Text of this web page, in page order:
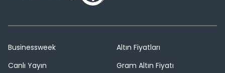
Businessweek
Canlı Yayın
Altın Fiyatları
Gram Altın Fiyatı